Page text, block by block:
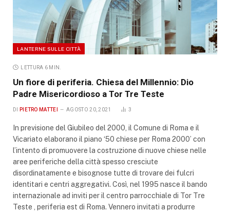
LANTERNE SULLE CITTÀ
LETTURA 6 MIN.
Un fiore di periferia. Chiesa del Millennio: Dio
Padre Misericordioso a Tor Tre Teste
DI PIETRO MATTEI AGOSTO 20, 2021 3
In previsione del Giubileo del 2000, il Comune di Roma e il
Vicariato elaborano il piano ‘50 chiese per Roma 2000’ con
l’intento di promuovere la costruzione di nuove chiese nelle
aree periferiche della città spesso cresciute
disordinatamente e bisognose tutte di trovare dei fulcri
identitari e centri aggregativi. Così, nel 1995 nasce il bando
internazionale ad inviti per il centro parrocchiale di Tor Tre
Teste , periferia est di Roma. Vennero invitati a produrre